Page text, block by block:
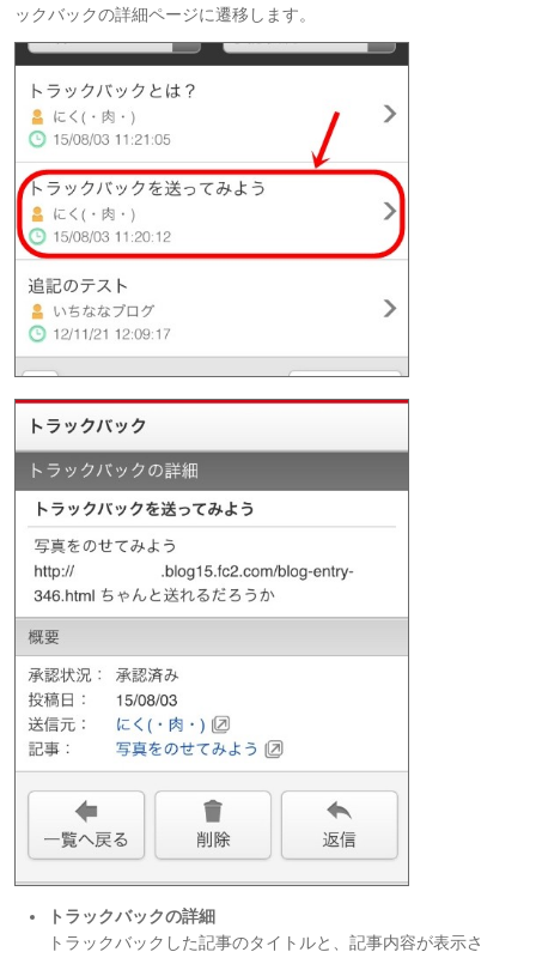
ックバックの詳細ページに遷移します。
トラックバックの詳細
トラックバックした記事のタイトルと、記事内容が表示さ